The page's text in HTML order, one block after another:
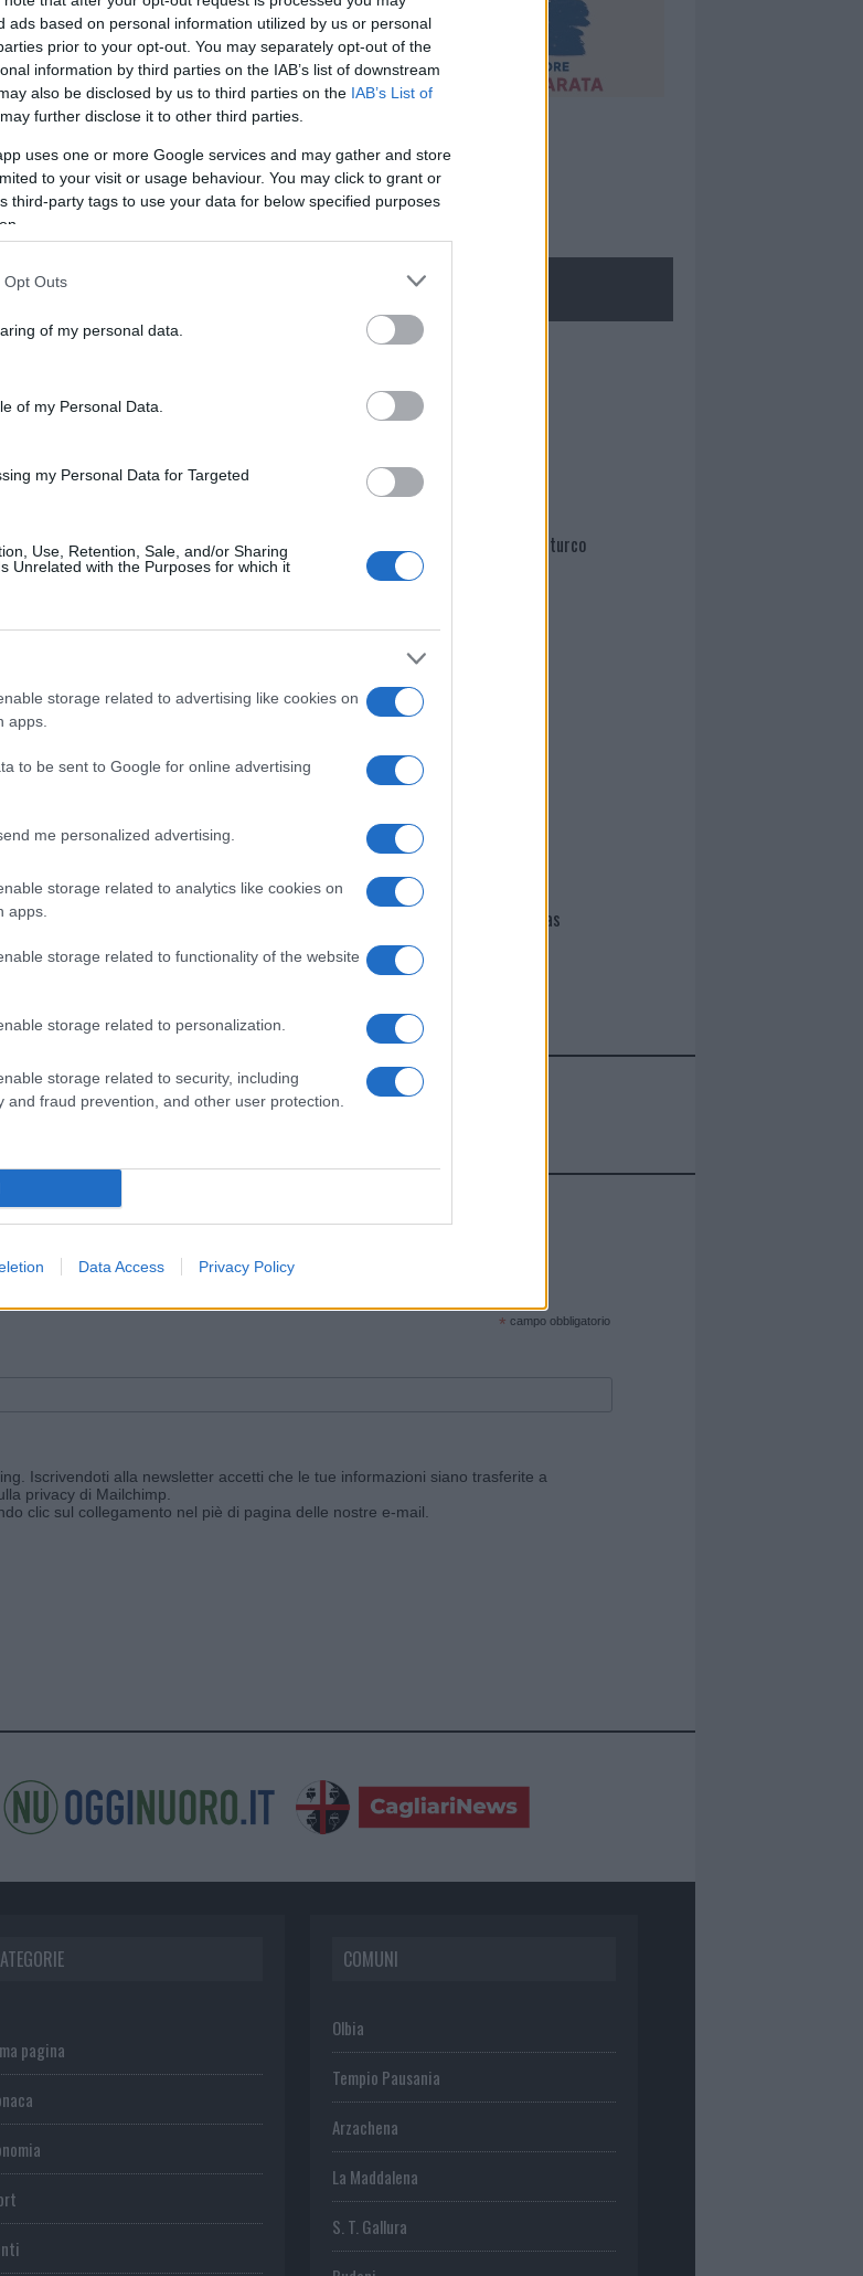
ads based on personal information utilized by us or personal
prior to your opt-out. You may separately opt-out of the
information by third parties on the IAB’s list of downstream
also be disclosed by us to third parties on the IAB’s List of
further disclose it to other third parties.
uses one or more Google services and may gather and store
to your visit or usage behaviour. You may click to grant or
third-party tags to use your data for below specified purposes
Opt Outs
of my personal data.
of my Personal Data.
my Personal Data for Targeted
Use, Retention, Sale, and/or Sharing
Unrelated with the Purposes for which it
storage related to advertising like cookies on
apps.
to be sent to Google for online advertising
me personalized advertising.
storage related to analytics like cookies on
apps.
storage related to functionality of the website
storage related to personalization.
storage related to security, including
and fraud prevention, and other user protection.
Data Access Privacy Policy
NECROLOGIE
Martina Agostina Diturco
I nostri cari
I nostri cari
Giovannimaria Cabras
Stampa|Pubblicità|Segnala
periodiche contenenti le ultime notizie pubblicate sul sito web!
* campo obbligatorio
Iscrivendoti alla newsletter accetti che le tue informazioni siano trasferite a
privacy di Mailchimp
clic sul collegamento nel piè di pagina delle nostre e-mail.
pagina
COMUNI
Olbia
Tempio Pausania
Arzachena
La Maddalena
S. T. Gallura